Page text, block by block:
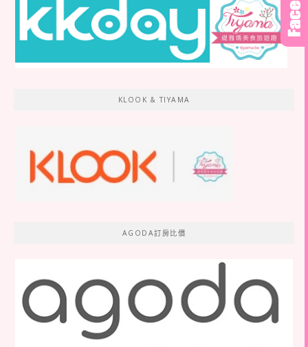
KLOOK & TIYAMA
AGODA訂房比價